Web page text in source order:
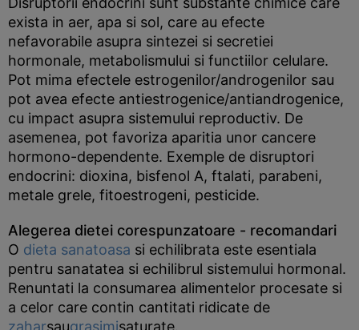
exista in aer, apa si sol, care au efecte
nefavorabile asupra sintezei si secretiei
hormonale, metabolismului si functiilor celulare.
Pot mima efectele estrogenilor/androgenilor sau
pot avea efecte antiestrogenice/antiandrogenice,
cu impact asupra sistemului reproductiv. De
asemenea, pot favoriza aparitia unor cancere
hormono-dependente. Exemple de disruptori
endocrini: dioxina, bisfenol A, ftalati, parabeni,
metale grele, fitoestrogeni, pesticide.
Alegerea dietei corespunzatoare - recomandari
O dieta sanatoasa si echilibrata este esentiala
pentru sanatatea si echilibrul sistemului hormonal.
Renuntati la consumarea alimentelor procesate si
a celor care contin cantitati ridicate de
zaharsaugrasimisaturate.